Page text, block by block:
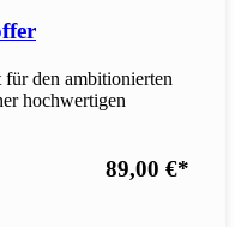
den ambitionierten
hochwertigen
89,00 €*